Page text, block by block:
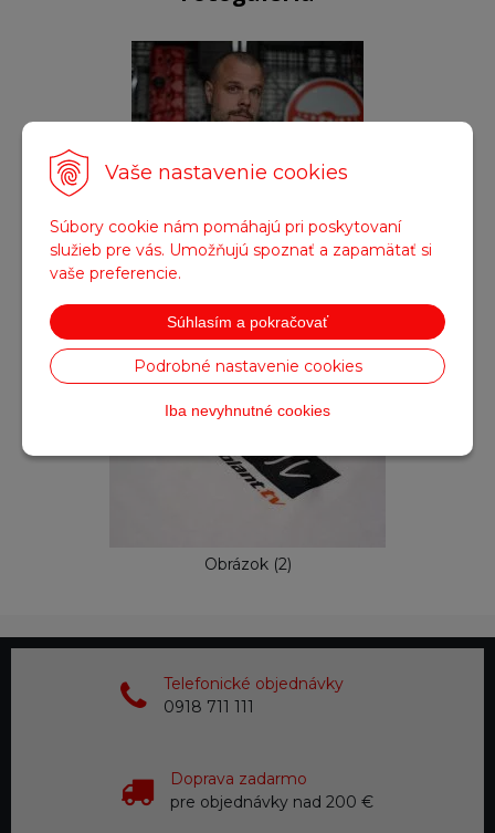
Vaše nastavenie cookies
Súbory cookie nám pomáhajú pri poskytovaní
služieb pre vás. Umožňujú spoznať a zapamätať si
vaše preferencie.
Súhlasím a pokračovať
Podrobné nastavenie cookies
Iba nevyhnutné cookies
Obrázok (1)
Obrázok (2)
Telefonické objednávky
0918 711 111
Doprava zadarmo
pre objednávky nad 200 €